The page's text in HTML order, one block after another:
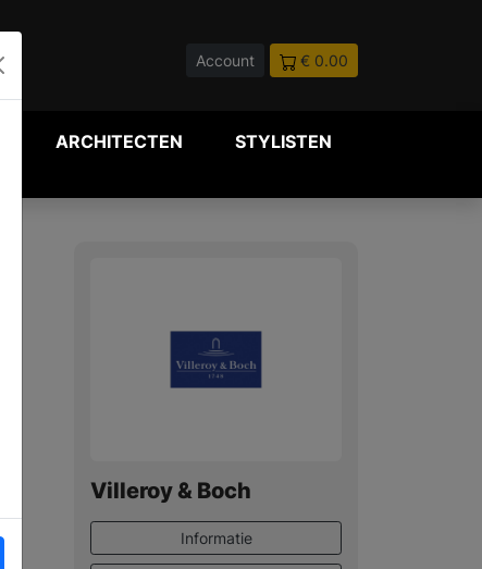
Account € 0.00
ARCHITECTEN STYLISTEN
Villeroy & Boch
Informatie